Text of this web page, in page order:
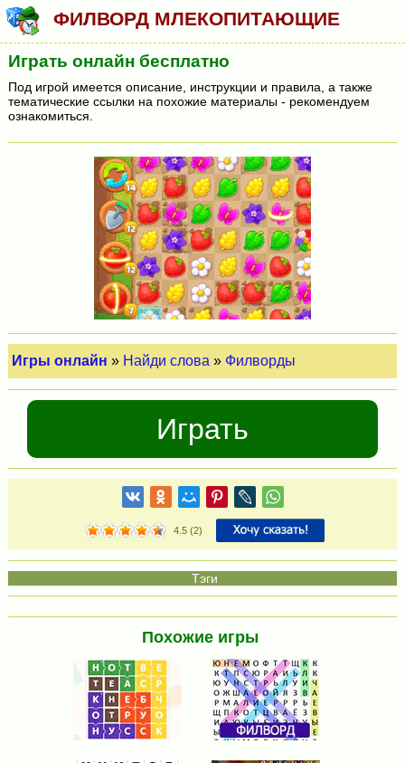
ФИЛВОРД МЛЕКОПИТАЮЩИЕ
Играть онлайн бесплатно
Под игрой имеется описание, инструкции и правила, а также
тематические ссылки на похожие материалы - рекомендуем
ознакомиться.
Игры онлайн » Найди слова » Филворды
Играть
4.5(2)
Похожие игры